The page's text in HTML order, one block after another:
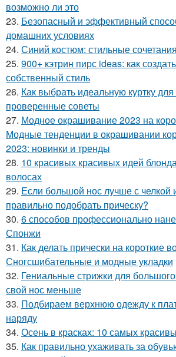
возможно ли это
23. Безопасный и эффективный
домашних условиях
24. Синий костюм: стильные
25. 900+ кэтрин пирс ideas: как
собственный стиль
26. Как выбрать идеальную куртку
проверенные советы
27. Модное окрашивание 2023 на
Модные тенденции в окрашивании
2023: новинки и тренды
28. 10 красивых красивых идей
волосах
29. Если большой нос лучше с челкой
правильно подобрать прическу?
30. 6 способов профессионально
Спонжи
31. Как делать прически на короткие
Сногсшибательные и модные укладки
32. Гениальные стрижки для большого
свой нос меньше
33. Подбираем верхнюю одежду к
наряду
34. Осень в красках: 10 самых
35. Как правильно ухаживать за